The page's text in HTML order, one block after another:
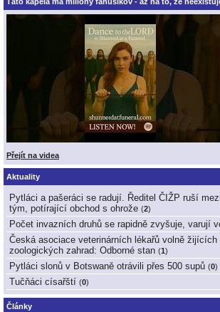
Přejít na videa
Aktuality
Pytláci a pašeráci se radují. Ředitel ČIŽP ruší
tým, potírající obchod s ohrože (2)
Počet invazních druhů se rapidně zvyšuje, varují
Česká asociace veterinárních lékařů volně
zoologických zahrad: Odborné stan (1)
Pytláci slonů v Botswaně otrávili přes 500 supů (0)
Tučňáci císařští (0)
Články